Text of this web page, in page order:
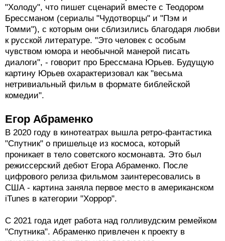
Публикация от Татарстан News (@tatarstan.news)
работает Hype Studios Ильи Стюарта. Название и
сюжет не раскрываются, но Юрьев рассказал
"Холоду", что пишет сценарий вместе с Теодором
Брессманом (сериалы "Чудотворцы" и "Пэм и
Томми"), с которым они сблизились благодаря любви
к русской литературе. "Это человек с особым
чувством юмора и необычной манерой писать
диалоги", - говорит про Брессмана Юрьев. Будущую
картину Юрьев охарактеризовал как "весьма
комедии".